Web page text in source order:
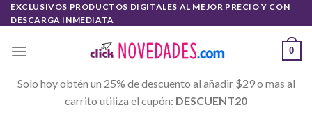
Skip
to
EXCLUSIVOS PRODUCTOS DIGITALES AL MEJOR PRECIO Y CON
DESCARGA INMEDIATA
0
Solo hoy obtén un 25% de descuento al añadir $29 o mas al
carrito utiliza el cupón: DESCUENT20